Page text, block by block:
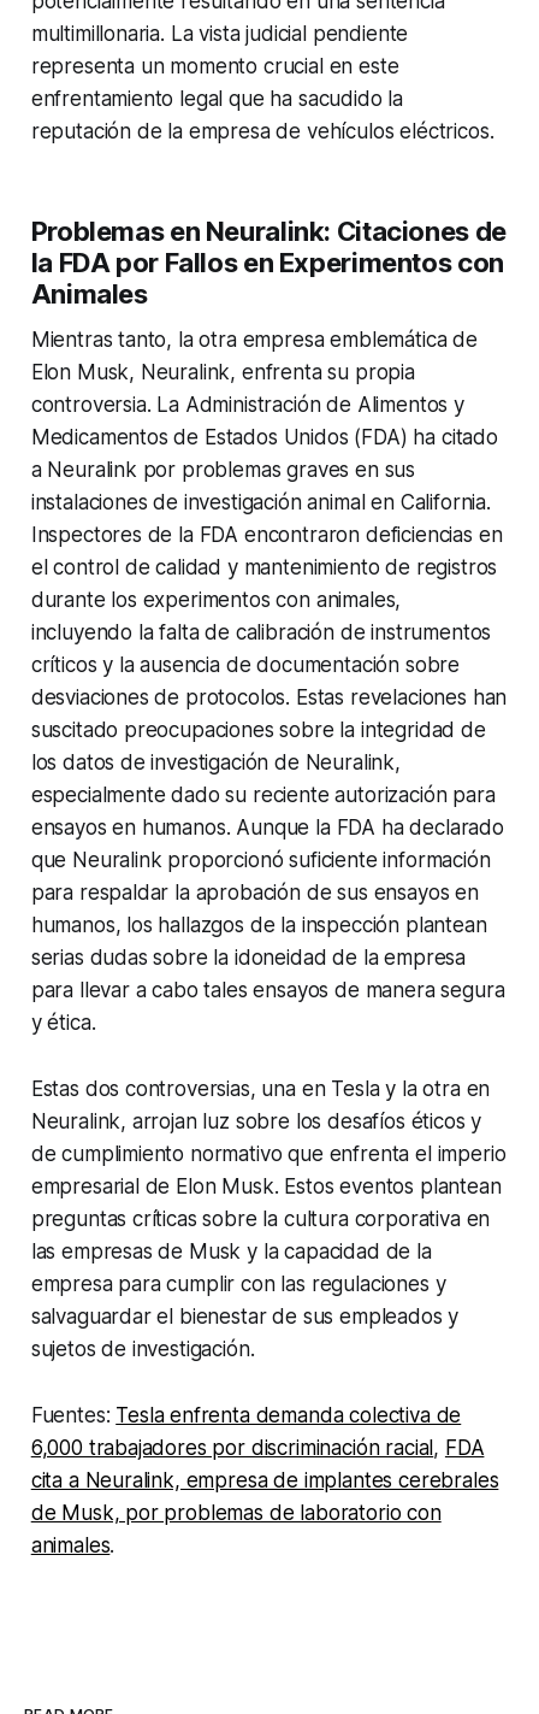
multimillonaria. La vista judicial pendiente
representa un momento crucial en este
enfrentamiento legal que ha sacudido la
reputación de la empresa de vehículos eléctricos.
Problemas en Neuralink: Citaciones de
la FDA por Fallos en Experimentos con
Animales
Mientras tanto, la otra empresa emblemática de
Elon Musk, Neuralink, enfrenta su propia
controversia. La Administración de Alimentos y
Medicamentos de Estados Unidos (FDA) ha citado
a Neuralink por problemas graves en sus
instalaciones de investigación animal en California.
Inspectores de la FDA encontraron deficiencias en
el control de calidad y mantenimiento de registros
durante los experimentos con animales,
incluyendo la falta de calibración de instrumentos
críticos y la ausencia de documentación sobre
desviaciones de protocolos. Estas revelaciones han
suscitado preocupaciones sobre la integridad de
los datos de investigación de Neuralink,
especialmente dado su reciente autorización para
ensayos en humanos. Aunque la FDA ha declarado
que Neuralink proporcionó suficiente información
para respaldar la aprobación de sus ensayos en
humanos, los hallazgos de la inspección plantean
serias dudas sobre la idoneidad de la empresa
para llevar a cabo tales ensayos de manera segura
y ética.
Estas dos controversias, una en Tesla y la otra en
Neuralink, arrojan luz sobre los desafíos éticos y
de cumplimiento normativo que enfrenta el imperio
empresarial de Elon Musk. Estos eventos plantean
preguntas críticas sobre la cultura corporativa en
las empresas de Musk y la capacidad de la
empresa para cumplir con las regulaciones y
salvaguardar el bienestar de sus empleados y
sujetos de investigación.
Fuentes: Tesla enfrenta demanda colectiva de
6,000 trabajadores por discriminación racial, FDA
cita a Neuralink, empresa de implantes cerebrales
de Musk, por problemas de laboratorio con
animales.